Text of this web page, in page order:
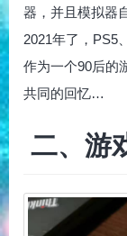
器，并且模拟器
2021年了，PS5
作为一个90后的
共同的回忆…
二、游